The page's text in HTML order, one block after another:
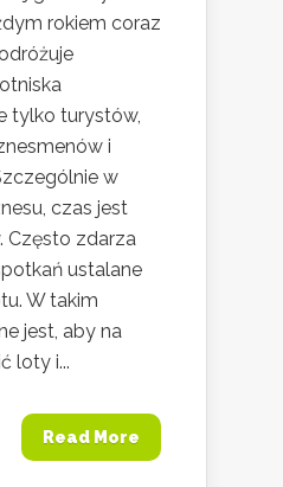
rokiem coraz
tylko turystów,
i
w
czas jest
Często zdarza
ustalane
W takim
jest, aby na
loty i...
Read More